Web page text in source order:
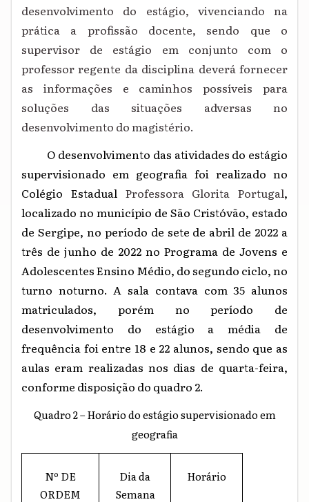
desenvolvimento do estágio, vivenciando na
prática a profissão docente, sendo que o
supervisor de estágio em conjunto com o
professor regente da disciplina deverá fornecer
as informações e caminhos possíveis para
soluções das situações adversas no
desenvolvimento do magistério.
O desenvolvimento das atividades do estágio
supervisionado em geografia foi realizado no
Colégio Estadual Professora Glorita Portugal,
localizado no município de São Cristóvão, estado
de Sergipe, no período de sete de abril de 2022 a
três de junho de 2022 no Programa de Jovens e
Adolescentes Ensino Médio, do segundo ciclo, no
turno noturno. A sala contava com 35 alunos
matriculados, porém no período de
desenvolvimento do estágio a média de
frequência foi entre 18 e 22 alunos, sendo que as
aulas eram realizadas nos dias de quarta-feira,
conforme disposição do quadro 2.
Quadro 2 – Horário do estágio supervisionado em
geografia
Nº DE
ORDEM
Dia da
Semana
Horário